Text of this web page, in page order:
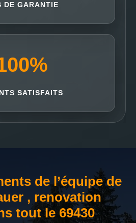
DE GARANTIE
%
SATISFAITS
de l’équipe de
, renovation
tout le 69430